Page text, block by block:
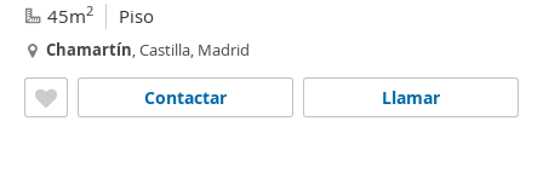
45m2 Piso
Chamartín, Castilla, Madrid
Llamar
Contactar